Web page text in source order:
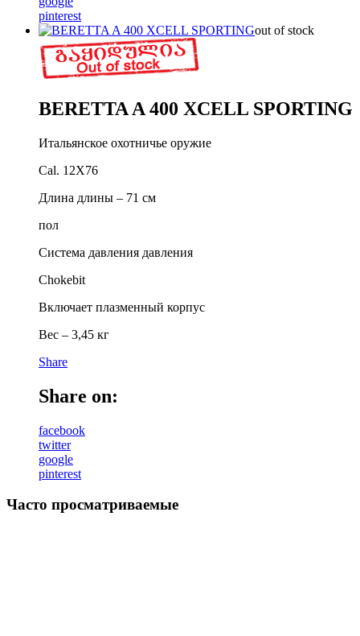
pinterest
out of stock
BERETTA A 400 XCELL SPORTING
Итальянское охотничье оружие
Cal. 12X76
Длина длины – 71 см
пол
Система давления давления
Chokebit
Включает плазменный корпус
Вес – 3,45 кг
Share
Share on:
facebook
twitter
google
pinterest
Часто просматриваемые